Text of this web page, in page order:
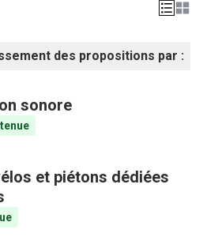
des propositions par :
sonore
et piétons dédiées